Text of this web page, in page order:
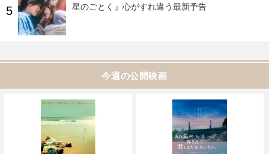
星のごとく』心がすれ違う最新予告
今週の公開映画